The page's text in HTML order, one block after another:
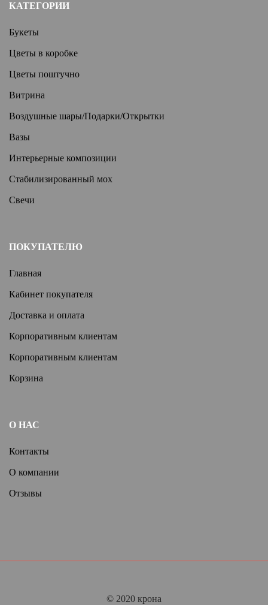
КАТЕГОРИИ
Букеты
Цветы в коробке
Цветы поштучно
Витрина
Воздушные шары/Подарки/Открытки
Вазы
Интерьерные композиции
Стабилизированный мох
Свечи
ПОКУПАТЕЛЮ
Главная
Кабинет покупателя
Доставка и оплата
Корпоративным клиентам
Корпоративным клиентам
Корзина
О НАС
Контакты
О компании
Отзывы
© 2020 крона